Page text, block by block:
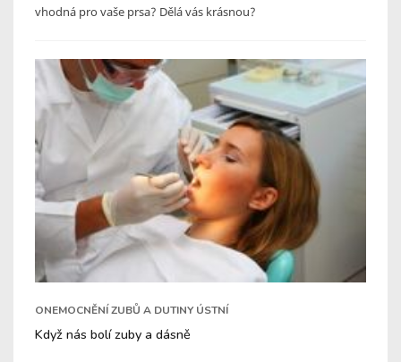
vhodná pro vaše prsa? Dělá vás krásnou?
ONEMOCNĚNÍ ZUBŮ A DUTINY ÚSTNÍ
Když nás bolí zuby a dásně